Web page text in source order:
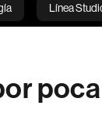
Línea